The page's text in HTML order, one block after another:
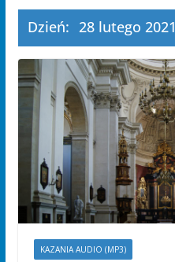
Dzień: 28 lutego 2021
KAZANIA AUDIO (MP3)